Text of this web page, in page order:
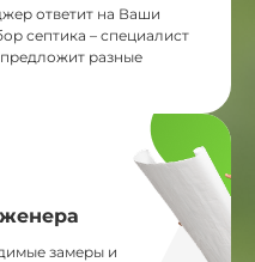
ответит на Ваши
септика – специалист
разные
замеры и